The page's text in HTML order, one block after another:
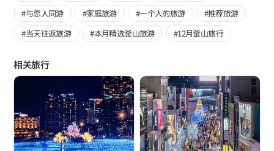
#与恋人同游
#家庭旅游 #一个人的旅游
#推荐旅游
#当天往返旅游
#本月精选釜山旅游 #12月釜山旅行
相关旅行